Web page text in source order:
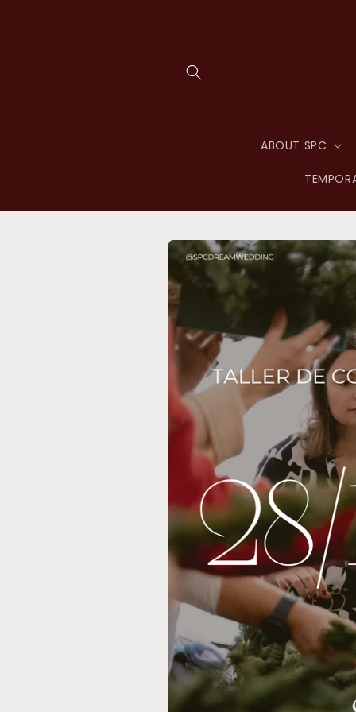
ABOUT SPC
Skip to
product
information